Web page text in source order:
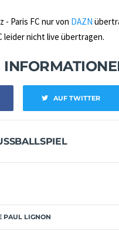
- Paris FC nur von DAZN
leider nicht live übertragen.
AUF TWITTER
PAUL LIGNON